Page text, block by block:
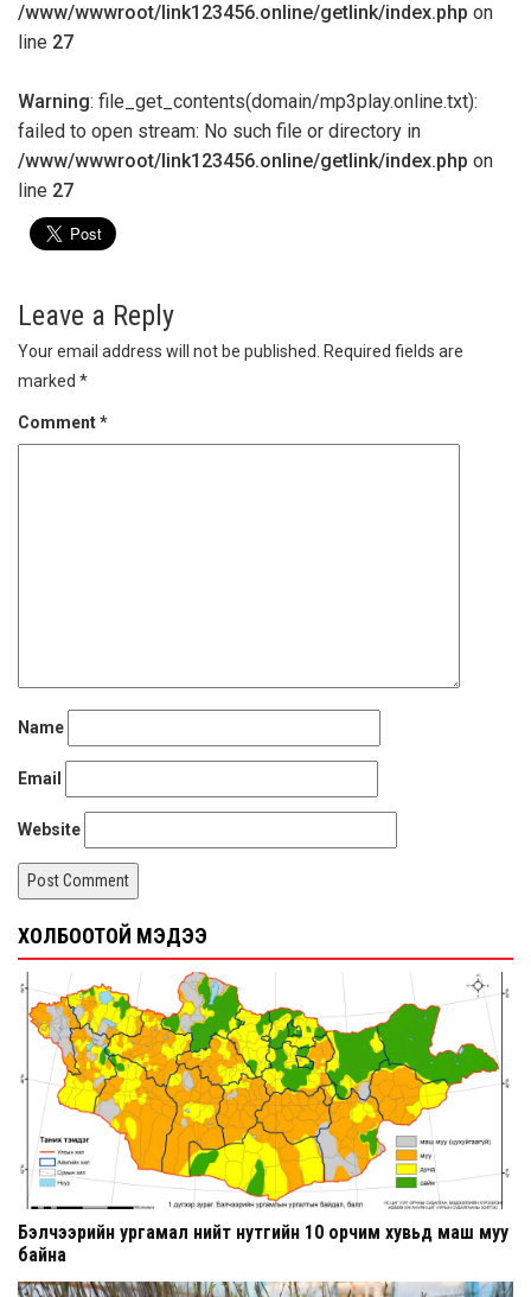
/www/wwwroot/link123456.online/getlink/index.php on
line 27
Warning: file_get_contents(domain/mp3play.online.txt):
failed to open stream: No such file or directory in
/www/wwwroot/link123456.online/getlink/index.php on
line 27
Leave a Reply
Your email address will not be published.
Required fields are
marked *
Comment*
Name
Email
Website
ХОЛБООТОЙ МЭДЭЭ
Бэлчээрийн ургамал нийт нутгийн 10 орчим хувьд маш муу
байна